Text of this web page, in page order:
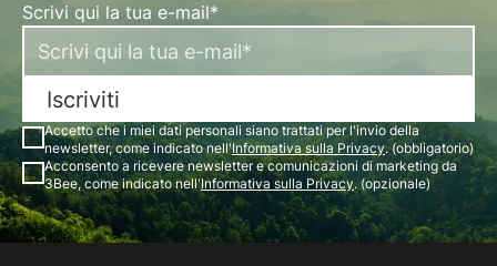
Scrivi qui la tua e-mail*
Iscriviti
Accetto che i miei dati personali siano trattati per l'invio della
newsletter, come indicato nell'Informativa sulla Privacy. (obbligatorio)
Acconsento a ricevere newsletter e comunicazioni di marketing da
3Bee, come indicato nell'Informativa sulla Privacy. (opzionale)